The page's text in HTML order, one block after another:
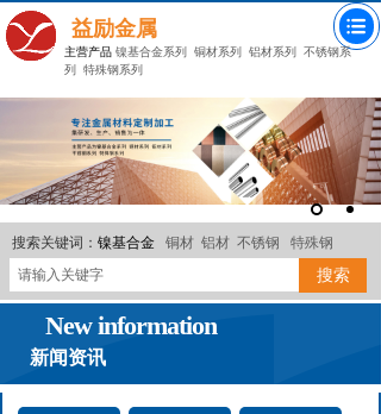
益励金属
主营产品 镍基合金系列 铜材系列 铝材系列
不锈钢系
列
特殊钢系列
搜索关键词： 镍基合金 铜材 铝材 不锈钢 特殊钢
搜索
新闻资讯
New information